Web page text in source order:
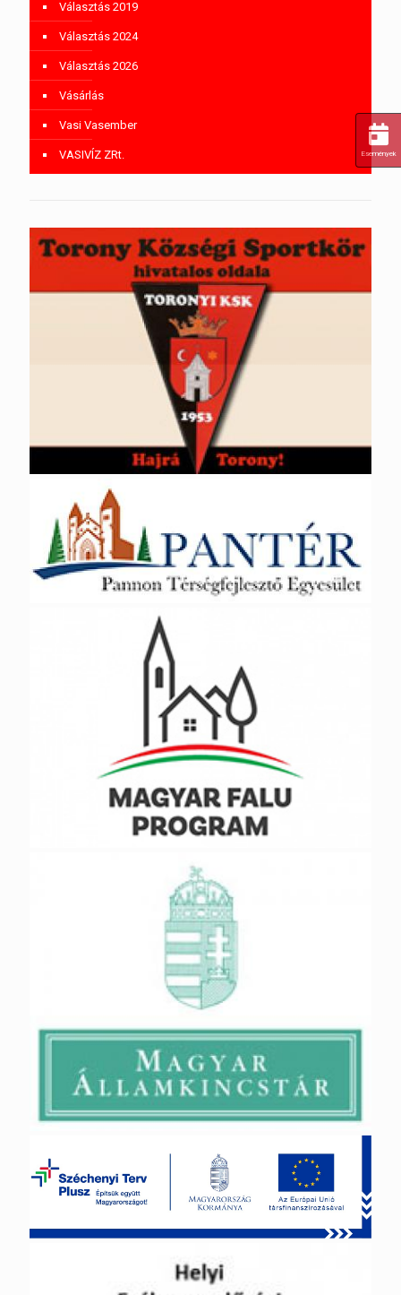
Választás 2019
Választás 2024
Választás 2026
Vásárlás
Vasi Vasember
VASIVÍZ ZRt. Események